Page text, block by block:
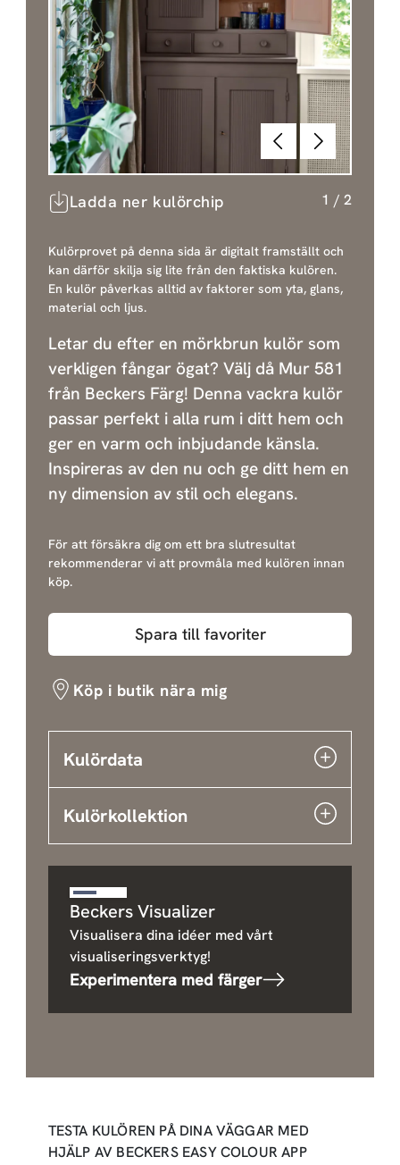
Föregående
Nästa
Ladda ner kulörchip 1 / 2
Kulörprovet på denna sida är digitalt framställt och
kan därför skilja sig lite från den faktiska kulören.
En kulör påverkas alltid av faktorer som yta, glans,
material och ljus.
Letar du efter en mörkbrun kulör som
verkligen fångar ögat? Välj då Mur 581
från Beckers Färg! Denna vackra kulör
passar perfekt i alla rum i ditt hem och
ger en varm och inbjudande känsla.
Inspireras av den nu och ge ditt hem en
ny dimension av stil och elegans.
För att försäkra dig om ett bra slutresultat
rekommenderar vi att provmåla med kulören innan
köp.
Spara till favoriter
Köp i butik nära mig
Kulördata
Kulörkollektion
Beckers Visualizer
Visualisera dina idéer med vårt
visualiseringsverktyg!
Experimentera med färger
TESTA KULÖREN PÅ DINA VÄGGAR MED
HJÄLP AV BECKERS EASY COLOUR APP